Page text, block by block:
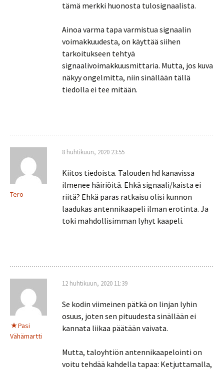
tämä merkki huonosta tulosignaalista.
Ainoa varma tapa varmistua signaalin
voimakkuudesta, on käyttää siihen
tarkoitukseen tehtyä
signaalivoimakkuusmittaria. Mutta, jos kuva
näkyy ongelmitta, niin sinällään tällä
tiedolla ei tee mitään.
Tero
8 huhtikuun, 2020 23:55
Kiitos tiedoista. Talouden hd kanavissa
ilmenee häiriöitä. Ehkä signaali/kaista ei
riitä? Ehkä paras ratkaisu olisi kunnon
laadukas antennikaapeli ilman erotinta. Ja
toki mahdollisimman lyhyt kaapeli.
Pasi
Vähämartti
12 huhtikuun, 2020 11:39
Se kodin viimeinen pätkä on linjan lyhin
osuus, joten sen pituudesta sinällään ei
kannata liikaa päätään vaivata.
Mutta, taloyhtiön antennikaapelointi on
voitu tehdää kahdella tapaa: Ketjuttamalla,